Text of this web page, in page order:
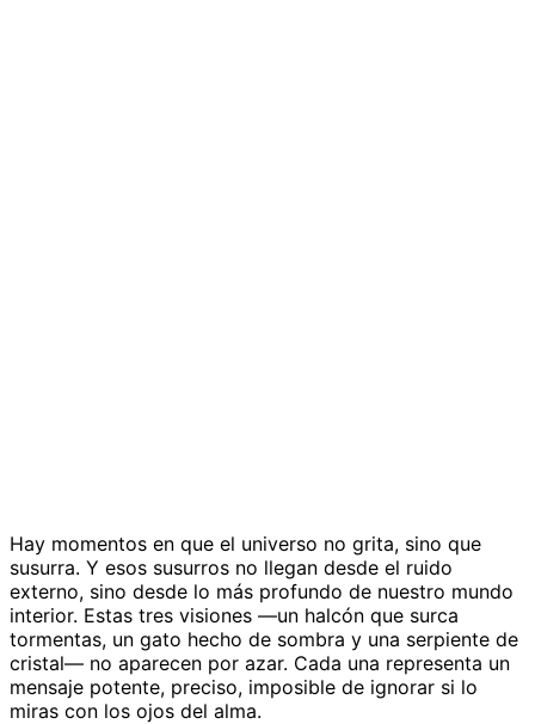
Hay momentos en que el universo no grita, sino que
susurra. Y esos susurros no llegan desde el ruido
externo, sino desde lo más profundo de nuestro mundo
interior. Estas tres visiones —un halcón que surca
tormentas, un gato hecho de sombra y una serpiente de
cristal— no aparecen por azar. Cada una representa un
mensaje potente, preciso, imposible de ignorar si lo
miras con los ojos del alma.